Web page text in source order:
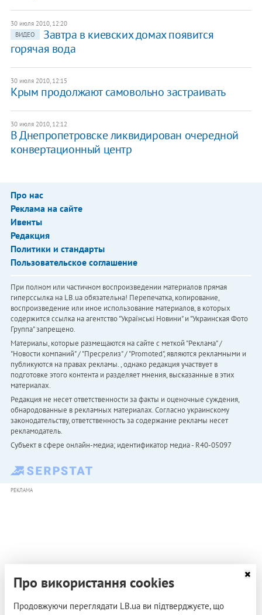
30 июля 2010, 12:20
ВИДЕО
Завтра в киевских домах появится
горячая вода
30 июля 2010, 12:15
Крым продолжают самовольно застраивать
30 июля 2010, 12:12
В Днепропетровске ликвидирован очередной
конвертационный центр
Про нас
Реклама на сайте
Ивенты
Редакция
Политики и стандарты
Пользовательское соглашение
При полном или частичном воспроизведении материалов прямая
гиперссылка на LB.ua обязательна! Перепечатка, копирование,
воспроизведение или иное использование материалов, в которых
содержится ссылка на агентство "Українськi Новини" и "Украинская Фото
Группа" запрещено.
Материалы, которые размещаются на сайте с меткой "Реклама" /
"Новости компаний" / "Пресрелиз" / "Promoted", являются рекламными и
публикуются на правах рекламы. , однако редакция участвует в
подготовке этого контента и разделяет мнения, высказанные в этих
материалах.
Редакция не несет ответственности за факты и оценочные суждения,
обнародованные в рекламных материалах. Согласно украинскому
законодательству, ответственность за содержание рекламы несет
рекламодатель.
Субъект в сфере онлайн-медиа; идентификатор медиа - R40-05097
РЕКЛАМА
Про використання cookies
Продовжуючи переглядати LB.ua ви підтверджуєте, що